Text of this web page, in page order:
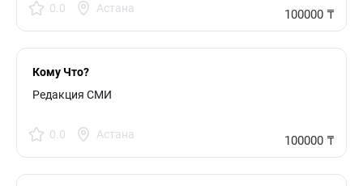
0.0 Астана 100000 ₸
Кому Что?
Редакция СМИ
0.0 Астана 100000 ₸